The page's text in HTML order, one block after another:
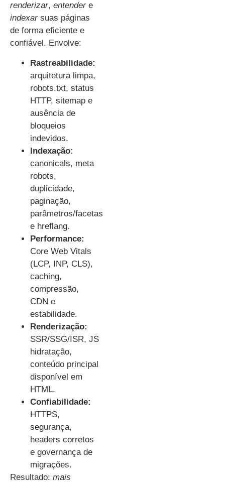
renderizar, entendere
indexarsuas páginas
de forma eficiente e
confiável. Envolve:
Rastreabilidade:
arquitetura limpa,
robots.txt, status
HTTP, sitemap e
ausência de
bloqueios
indevidos.
Indexação:
canonicals, meta
robots,
duplicidade,
paginação,
parâmetros/facetas
e hreflang.
Performance:
Core Web Vitals
(LCP, INP, CLS),
caching,
compressão,
CDN e
estabilidade.
Renderização:
SSR/SSG/ISR, JS
hidratação,
conteúdo principal
disponível em
HTML.
Confiabilidade:
HTTPS,
segurança,
headers corretos
e governança de
migrações.
Resultado: mais